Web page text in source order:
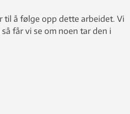
til å følge opp dette arbeidet. Vi
får vi se om noen tar den i